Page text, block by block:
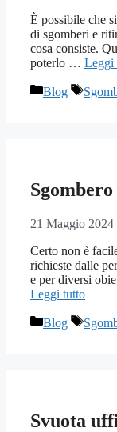
È possibile che
di sgomberi e
cosa consiste.
poterlo … Leggi
Categorie
Blog Tag
21 Maggio 2024
Certo non è
richieste dalle
e per diversi
Leggi tutto
Categorie
Blog Tag
Svuota